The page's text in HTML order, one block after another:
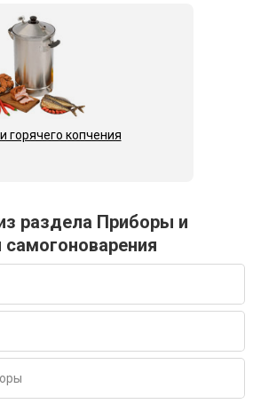
горячего копчения
раздела Приборы и